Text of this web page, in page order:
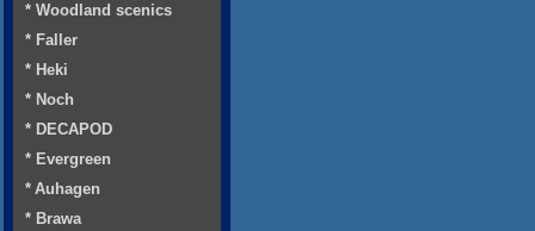
* Woodland scenics
* Faller
* Heki
* Noch
* DECAPOD
* Evergreen
* Auhagen
* Brawa